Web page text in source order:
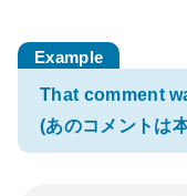
That comment
(あのコメントは